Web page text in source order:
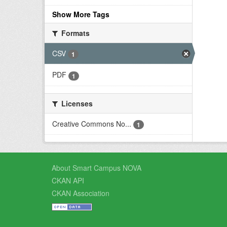
Show More Tags
Formats
CSV
1
PDF 1
Licenses
Creative Commons No...
1
About Smart Campus NOVA
CKAN API
CKAN Association